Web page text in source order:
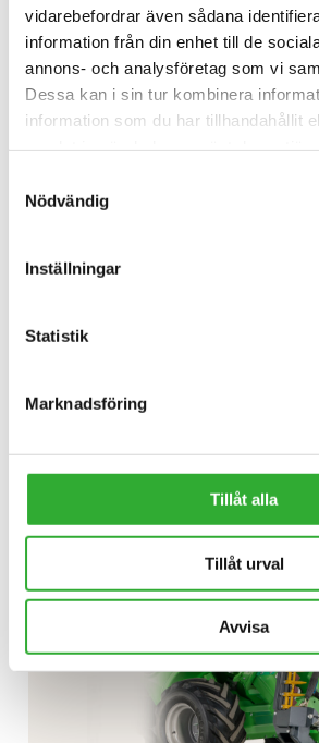
vidarebefordrar även sådana
information från din enhet till de
annons- och analysföretag som vi
Dessa kan i sin tur kombinera
information som du har tillhandahållit
Nödvändig
Inställningar
Statistik
Marknadsföring
Tillåt alla
Tillåt urval
Avvisa
KONTAKTA OSS
INTRESSERAD AV REDSKAP?